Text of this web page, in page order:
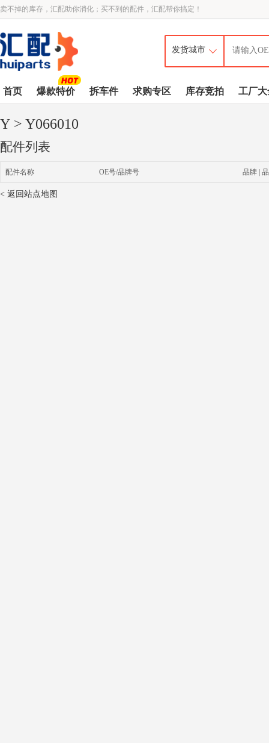
卖不掉的库存，汇配助你消化；买不到的配件，汇配帮你搞定！
首页 爆款特价 拆车件 求购专区 库存竞拍 工厂大
Y > Y066010
配件列表
配件名称 OE号/品牌号 品牌 |
< 返回站点地图